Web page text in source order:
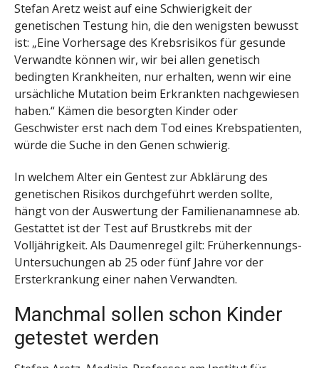
Stefan Aretz weist auf eine Schwierigkeit der
genetischen Testung hin, die den wenigsten bewusst
ist: „Eine Vorhersage des Krebsrisikos für gesunde
Verwandte können wir, wir bei allen genetisch
bedingten Krankheiten, nur erhalten, wenn wir eine
ursächliche Mutation beim Erkrankten nachgewiesen
haben.“ Kämen die besorgten Kinder oder
Geschwister erst nach dem Tod eines Krebspatienten,
würde die Suche in den Genen schwierig.
In welchem Alter ein Gentest zur Abklärung des
genetischen Risikos durchgeführt werden sollte,
hängt von der Auswertung der Familienanamnese ab.
Gestattet ist der Test auf Brustkrebs mit der
Volljährigkeit. Als Daumenregel gilt: Früherkennungs-
Untersuchungen ab 25 oder fünf Jahre vor der
Ersterkrankung einer nahen Verwandten.
Manchmal sollen schon Kinder
getestet werden